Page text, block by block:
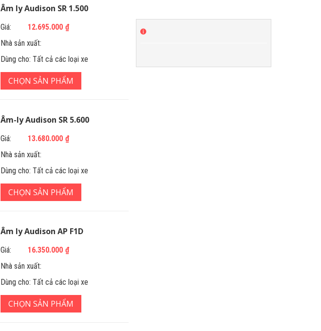
Âm ly Audison SR 1.500
Giá: 12.695.000 ₫
Nhà sản xuất:
Dùng cho:Tất cả các loại xe
CHỌN SẢN PHẨM
Âm-ly Audison SR 5.600
Giá: 13.680.000 ₫
Nhà sản xuất:
Dùng cho:Tất cả các loại xe
CHỌN SẢN PHẨM
Âm ly Audison AP F1D
Giá: 16.350.000 ₫
Nhà sản xuất:
Dùng cho:Tất cả các loại xe
CHỌN SẢN PHẨM